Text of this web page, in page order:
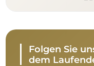
Folgen Sie
dem